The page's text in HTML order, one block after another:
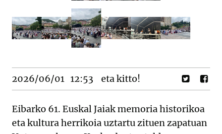
2026/06/01 12:53 eta kitto!
Eibarko 61. Euskal Jaiak memoria historikoa
eta kultura herrikoia uztartu zituen zapatuan